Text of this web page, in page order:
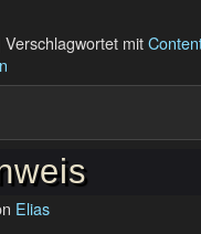
Verschlagwortet mit
Elias